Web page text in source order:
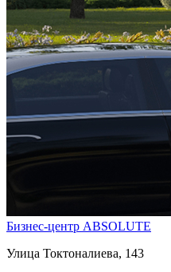
Бизнес-центр ABSOLUTE
Улица Токтоналиева, 143